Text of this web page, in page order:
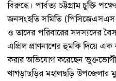
বিরুদ্ধে। পার্বত্য চট্টগ্রাম চুক্তি
জনসংহতি সমিতি
ও তাদের পরিবারের সদস্যদের
এপ্রিল প্রাণনাশের হুমকি দিয়ে এক
করার অভিযোগ করেছেন
খাগড়াছড়ির মহালছড়ি উপজেলার